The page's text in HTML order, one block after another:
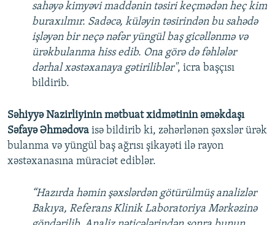
sahəyə kimyəvi maddənin təsiri keçmədən heç kim
buraxılmır. Sadəcə, küləyin təsirindən bu sahədə
işləyən bir neçə nəfər yüngül baş gicəllənmə və
ürəkbulanma hiss edib. Ona görə də fəhlələr
dərhal xəstəxanaya gətiriliblər", icra başçısı
bildirib.
Səhiyyə Nazirliyinin mətbuat xidmətinin əməkdaşı
Səfayə Əhmədova isə bildirib ki, zəhərlənən şəxslər ürək
bulanma və yüngül baş ağrısı şikayəti ilə rayon
xəstəxanasına müraciət ediblər.
“Hazırda həmin şəxslərdən götürülmüş analizlər
Bakıya, Referans Klinik Laboratoriya Mərkəzinə